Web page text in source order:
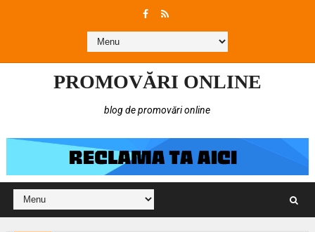
PROMOVĂRI ONLINE
blog de promovări online